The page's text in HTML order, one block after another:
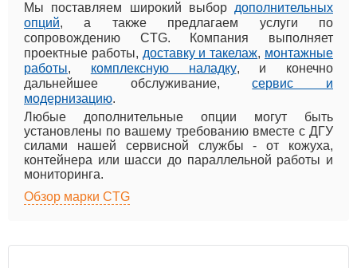
Мы поставляем широкий выбор дополнительных
опций, а также предлагаем услуги по
сопровождению CTG. Компания выполняет
проектные работы, доставку и такелаж, монтажные
работы, комплексную наладку, и конечно
дальнейшее обслуживание,сервис и
модернизацию.
Любые дополнительные опции могут быть
установлены по вашему требованию вместе с ДГУ
силами нашей сервисной службы - от кожуха,
контейнера или шасси до параллельной работы и
мониторинга.
Обзор марки CTG